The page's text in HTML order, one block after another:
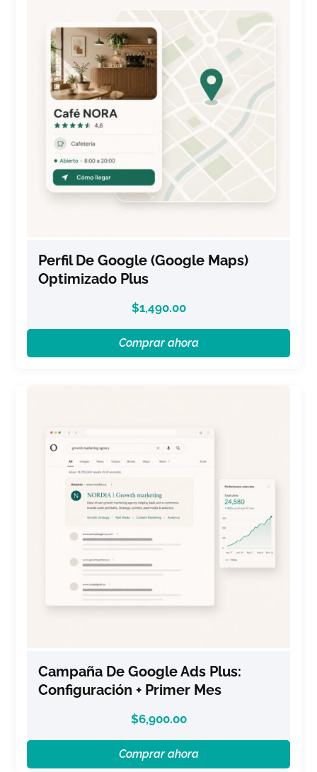
Perfil De Google (Google Maps)
Optimizado Plus
$1,490.00
Comprar ahora
Campaña De Google Ads Plus:
Configuración + Primer Mes
$6,900.00
Comprar ahora